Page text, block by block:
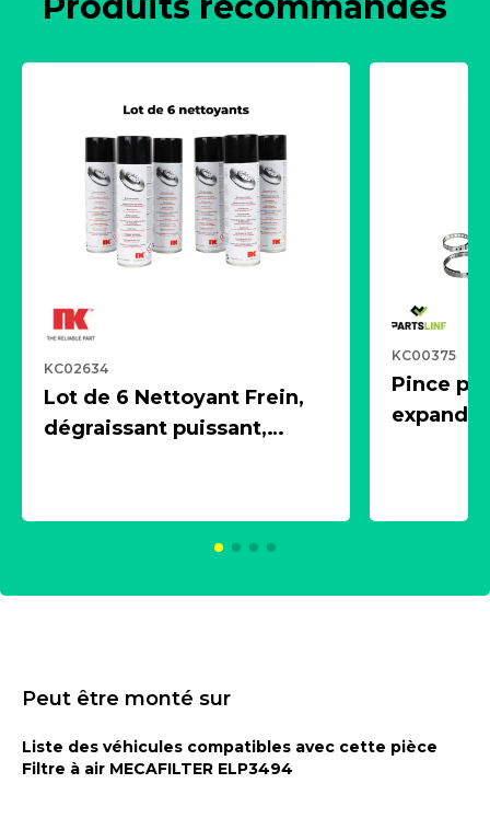
KC02634
Lot de 6 Nettoyant Frein,
dégraissant puissant,
KC00375
Pince
Peut être monté sur
Liste des véhicules compatibles avec cette pièce
Filtre à air MECAFILTER ELP3494